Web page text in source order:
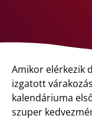
Amikor elérkezik
izgatott
kalendáriuma
szuper